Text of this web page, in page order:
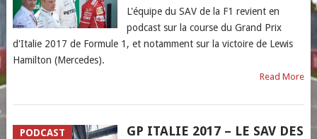
L'équipe du SAV de la F1 revient en
podcast sur la course du Grand Prix
d'Italie 2017 de Formule 1, et notamment sur la victoire de Lewis
Hamilton (Mercedes).
Read More
PODCAST
GP ITALIE 2017 – LE SAV DES